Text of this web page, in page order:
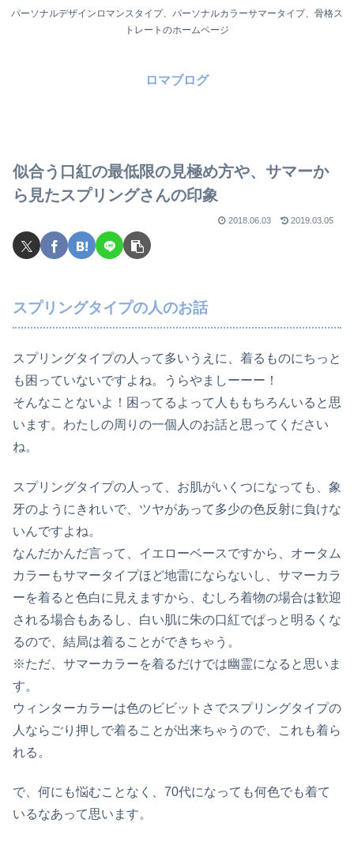
パーソナルデザインロマンスタイプ、パーソナルカラーサマータイプ、骨格ス
トレートのホームページ
ロマブログ
似合う口紅の最低限の見極め方や、サマーか
ら見たスプリングさんの印象
2018.06.03 2019.03.05
スプリングタイプの人のお話
スプリングタイプの人って多いうえに、着るものにちっと
も困っていないですよね。うらやましーーー！
そんなことないよ！困ってるよって人ももちろんいると思
います。わたしの周りの一個人のお話と思ってください
ね。
スプリングタイプの人って、お肌がいくつになっても、象
牙のようにきれいで、ツヤがあって多少の色反射に負けな
いんですよね。
なんだかんだ言って、イエローベースですから、オータム
カラーもサマータイプほど地雷にならないし、サマーカラ
ーを着ると色白に見えますから、むしろ着物の場合は歓迎
される場合もあるし、白い肌に朱の口紅でぱっと明るくな
るので、結局は着ることができちゃう。
※ただ、サマーカラーを着るだけでは幽霊になると思いま
す。
ウィンターカラーは色のビビットさでスプリングタイプの
人ならごり押しで着ることが出来ちゃうので、これも着ら
れる。
で、何にも悩むことなく、70代になっても何色でも着て
いるなあって思います。